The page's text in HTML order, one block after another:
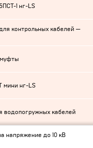
1 нг-LS
контрольных кабелей —
мини нг-LS
кабелей
напряжение до 10 кВ